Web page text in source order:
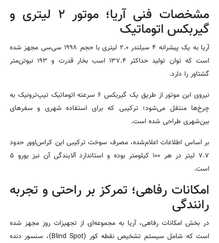
مشخصات فنی آریا؛ موتور ۲ لیتری و
گیربکس اتوماتیک
آریا به یک پیشرانه ۴ سیلندر ۲.۰ لیتری با حجم ۱۹۹۸ سی‌سی مجهز شده
است که توان تولید حداکثر ۱۳۷.۴ اسب بخار قدرت و ۱۹۳ نیوتن‌متر
گشتاور را دارد.
نیروی این موتور از طریق یک گیربکس ۶ سرعته اتوماتیک تیپ‌ترونیک به
چرخ‌ها منتقل می‌شود؛ ترکیبی که برای استفاده شهری و سفرهای
بین‌شهری طراحی شده است.
بر اساس اطلاعات اعلام‌شده، مصرف سوخت ترکیبی این کراس‌اوور حدود
۷.۷ لیتر در هر ۱۰۰ کیلومتر بوده و استاندارد آلایندگی آن نیز یورو ۵
است.
امکانات رفاهی؛ تمرکز بر راحتی و تجربه
رانندگی
در بخش امکانات رفاهی، آریا به مجموعه‌ای از تجهیزات روز مجهز شده
است که شامل سیستم تشخیص نقطه کور (Blind Spot)، سنسور دنده